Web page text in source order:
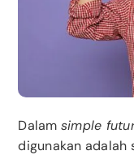
Dalam simple
digunakan adalah